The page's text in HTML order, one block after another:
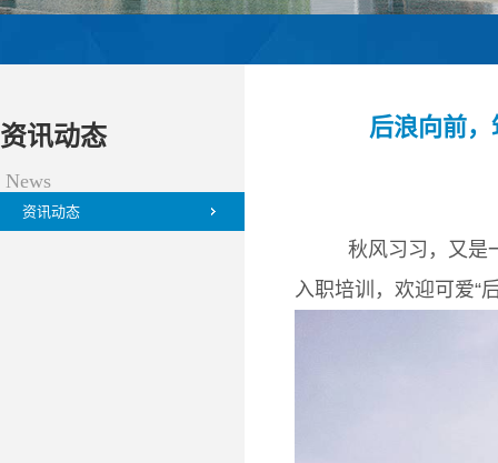
资讯动态
News
资讯动态
后浪向前
秋风习习，又是
入职培训，欢迎可爱“